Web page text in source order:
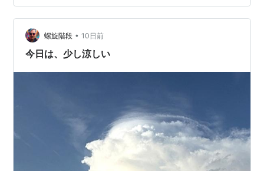
螺旋階段 • 10日前
今日は、少し涼しい